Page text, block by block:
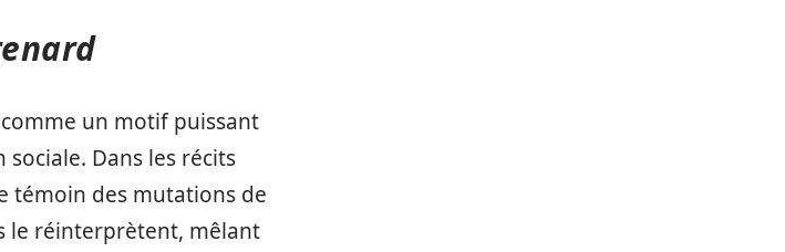
un motif puissant
Dans les récits
témoin des mutations de
le réinterprètent, mêlant